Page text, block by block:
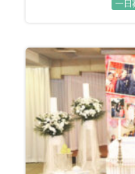
から奥様と2人の
されていたそうで
様が遺された『エ
沿うかたちで、
ました。